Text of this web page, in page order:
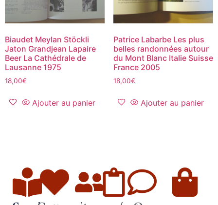
Biaudet Meylan Stöckli
Jaton Grandjean Lapaire
Beer La Cathédrale de
Lausanne 1975
18,00€
Ajouter au panier
Patrice Labarbe Les plus
belles randonnées autour
du Mont Blanc Italie Suisse
France 2005
18,00€
Ajouter au panier